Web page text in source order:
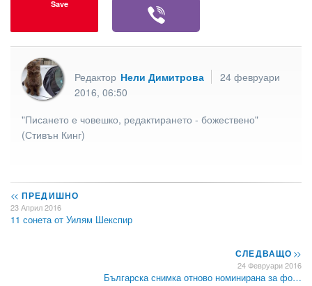
Save
Редактор Нели Димитрова
24 февруари
2016, 06:50
"Писането е човешко, редактирането - божествено"
(Стивън Кинг)
<< ПРЕДИШНО
23 Април 2016
11 сонета от Уилям Шекспир
СЛЕДВАЩО>>
24 Февруари 2016
Българска снимка отново номинирана за фо…